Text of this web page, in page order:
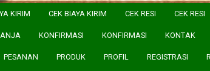
KIRIM CEK BIAYA KIRIM CEK RESI CEK RESI
KONFIRMASI KONFIRMASI KONTAK
PESANAN PRODUK PROFIL REGISTRASI